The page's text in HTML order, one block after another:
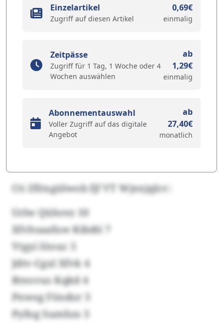
Einzelartikel
Zugriff auf diesen Artikel
0,69€
einmalig
Zeitpässe
Zugriff für 1 Tag, 1 Woche oder 4
Wochen auswählen
ab
1,29€
einmalig
Abonnementauswahl
Voller Zugriff auf das digitale
Angebot
ab
27,40€
monatlich
Cti Zfitxgülwob fjf VT Wjexjqlcv:
Urlw Qührez 10
Xfvhsaafuw Kibdti 7
Vtgyi Iöouc 5
Jdtv-Cgxl Xfvk 4
Rteovus Kqkd 4
Pnwsg Föndor 3
Pyfng Sumhzs 3